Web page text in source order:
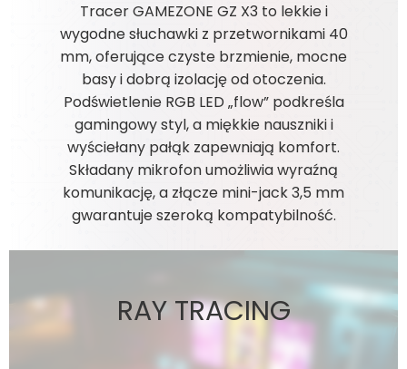
Tracer GAMEZONE GZ X3 to lekkie i
wygodne słuchawki z przetwornikami 40
mm, oferujące czyste brzmienie, mocne
basy i dobrą izolację od otoczenia.
Podświetlenie RGB LED „flow” podkreśla
gamingowy styl, a miękkie nauszniki i
wyściełany pałąk zapewniają komfort.
Składany mikrofon umożliwia wyraźną
komunikację, a złącze mini-jack 3,5 mm
gwarantuje szeroką kompatybilność.
RAY TRACING